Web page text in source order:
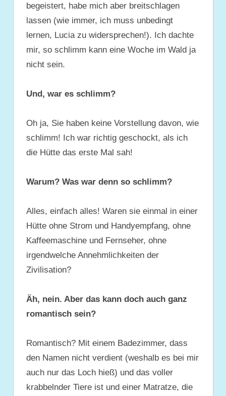
begeistert, habe mich aber breitschlagen
lassen (wie immer, ich muss unbedingt
lernen, Lucia zu widersprechen!). Ich dachte
mir, so schlimm kann eine Woche im Wald ja
nicht sein.
Und, war es schlimm?
Oh ja, Sie haben keine Vorstellung davon, wie
schlimm! Ich war richtig geschockt, als ich
die Hütte das erste Mal sah!
Warum? Was war denn so schlimm?
Alles, einfach alles! Waren sie einmal in einer
Hütte ohne Strom und Handyempfang, ohne
Kaffeemaschine und Fernseher, ohne
irgendwelche Annehmlichkeiten der
Zivilisation?
Äh, nein. Aber das kann doch auch ganz
romantisch sein?
Romantisch? Mit einem Badezimmer, dass
den Namen nicht verdient (weshalb es bei mir
auch nur das Loch hieß) und das voller
krabbelnder Tiere ist und einer Matratze, die